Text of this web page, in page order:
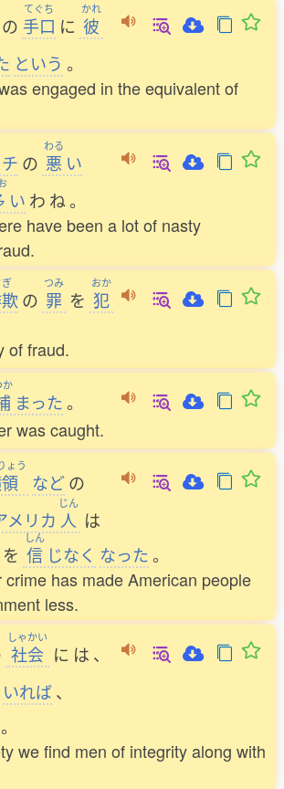
の
てぐち
手口 に
かれ
彼
という 。
engaged in the equivalent of
の
わる
悪 い
い わ ね。
have been a lot of nasty
ぎ
の
つみ
罪 を
おか
犯
of fraud.
か
まった。
was caught.
ょう
などの
メリカ
じん
人 は
を
しん
信 じなく なった。
crime has made American people
less.
しゃかい
社会 に は 、
いれば、
。
we find men of integrity along with